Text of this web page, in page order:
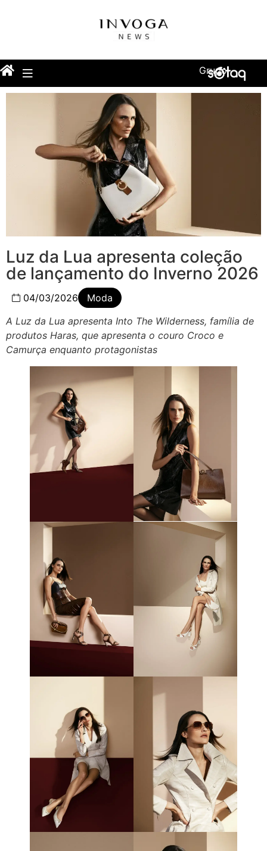
Grupo
Luz da Lua apresenta coleção
de lançamento do Inverno 2026
04/03/2026
Moda
A Luz da Lua apresenta Into The Wilderness, família de
produtos Haras, que apresenta o couro Croco e
Camurça enquanto protagonistas